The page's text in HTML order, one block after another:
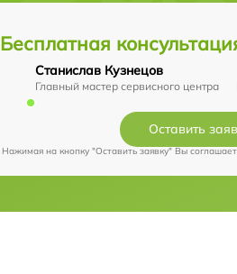
Бесплатная
Станислав Кузнецов
Главный мастер сервисного центра
Оставить
Нажимая на кнопку "Оставить заявку" Вы